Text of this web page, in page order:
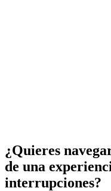
¿Quieres
de una
interrupciones?